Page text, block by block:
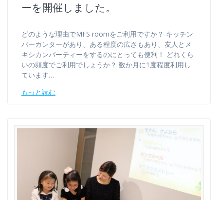
ーを開催しました。
どのような理由でMFS roomをご利用ですか？ キッチン
バーカンターがあり、ある程度の広さもあり、友人とメ
キシカンパーティーをするのにとっても便利！ どれくら
いの頻度でご利用でしょうか？ 数か月に1度程度利用し
ています…
もっと読む